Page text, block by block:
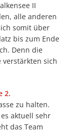
II
alle anderen
somit über
bis zum Ende
Denn die
verstärkten sich
2.
zu halten.
aktuell sehr
das Team